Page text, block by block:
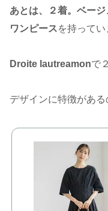
あとは、２着。ベー
ワンピースを持ってい
Droite lautreamonで
デザインに特徴があ